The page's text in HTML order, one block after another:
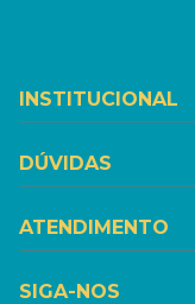
INSTITUCIONAL
DÚVIDAS
ATENDIMENTO
SIGA-NOS